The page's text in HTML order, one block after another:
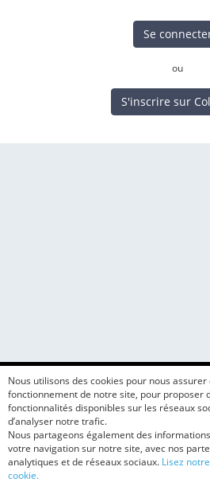
Se
ou
S'inscrire sur
Nous utilisons des cookies pour nous assurer
fonctionnement de notre site, pour proposer
fonctionnalités disponibles sur les réseaux
d’analyser notre trafic.
Nous partageons également des
votre navigation sur notre site, avec nos
analytiques et de réseaux sociaux. Lisez
cookie.